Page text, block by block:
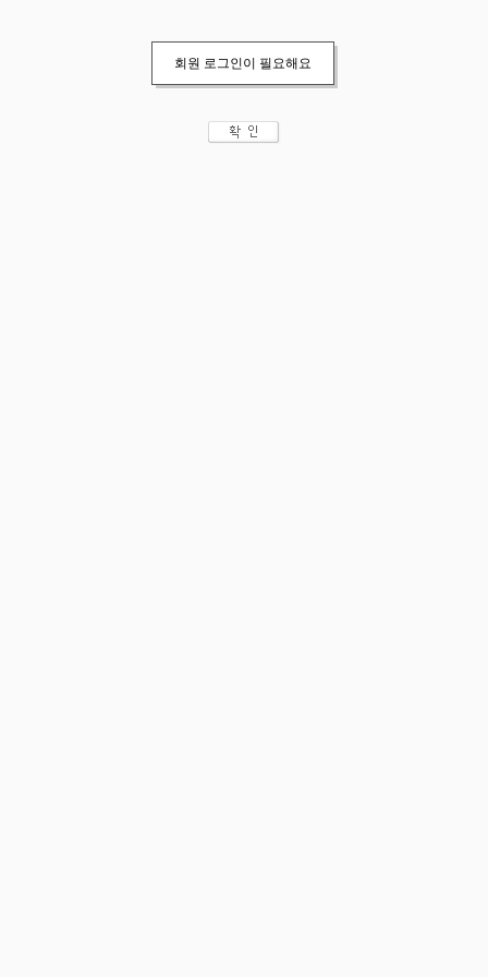
회원 로그인이 필요해요